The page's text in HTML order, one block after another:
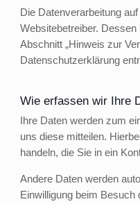
Die Datenverarbeitung
Websitebetreiber.
Abschnitt „Hinweis zur
Datenschutzerklärung
Wie erfassen wir Ihre
Ihre Daten werden zum
uns diese mitteilen.
handeln, die Sie in ein
Andere Daten werden
Einwilligung beim Besuch